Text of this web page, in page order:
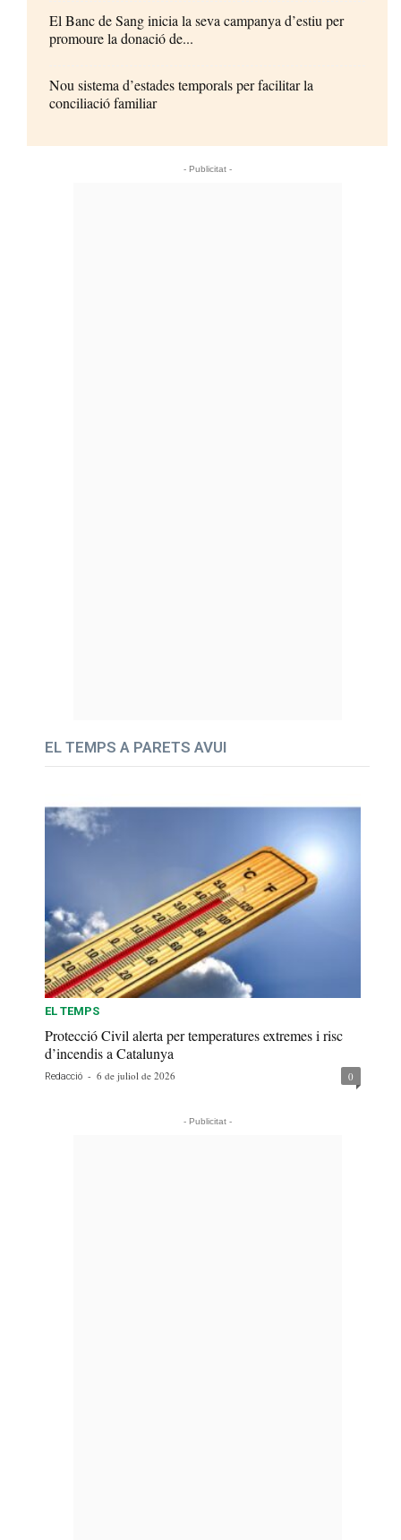
El Banc de Sang inicia la seva campanya d’estiu per
promoure la donació de...
Nou sistema d’estades temporals per facilitar la
conciliació familiar
- Publicitat -
EL TEMPS A PARETS AVUI
EL TEMPS
Protecció Civil alerta per temperatures extremes i risc
d’incendis a Catalunya
Redacció - 6 de juliol de 2026 0
- Publicitat -